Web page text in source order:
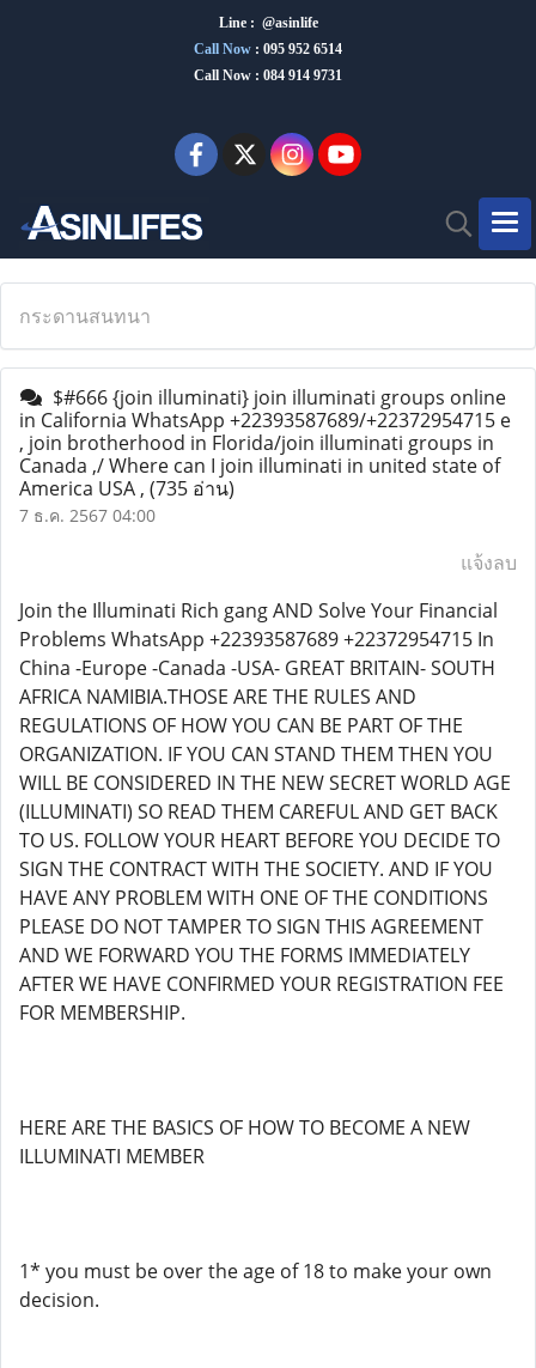
Line : @asinlife
Call Now : 095 952 6514
Call Now : 084 914 9731
กระดานสนทนา
$#666 {join illuminati} join illuminati groups online
in California WhatsApp +22393587689/+22372954715 e
, join brotherhood in Florida/join illuminati groups in
Canada ,/ Where can I join illuminati in united state of
America USA , (735 อ่าน)
7 ธ.ค. 2567 04:00
แจ้งลบ
Join the Illuminati Rich gang AND Solve Your Financial
Problems WhatsApp +22393587689 +22372954715 In
China -Europe -Canada -USA- GREAT BRITAIN- SOUTH
AFRICA NAMIBIA.THOSE ARE THE RULES AND
REGULATIONS OF HOW YOU CAN BE PART OF THE
ORGANIZATION. IF YOU CAN STAND THEM THEN YOU
WILL BE CONSIDERED IN THE NEW SECRET WORLD AGE
(ILLUMINATI) SO READ THEM CAREFUL AND GET BACK
TO US. FOLLOW YOUR HEART BEFORE YOU DECIDE TO
SIGN THE CONTRACT WITH THE SOCIETY. AND IF YOU
HAVE ANY PROBLEM WITH ONE OF THE CONDITIONS
PLEASE DO NOT TAMPER TO SIGN THIS AGREEMENT
AND WE FORWARD YOU THE FORMS IMMEDIATELY
AFTER WE HAVE CONFIRMED YOUR REGISTRATION FEE
FOR MEMBERSHIP.
HERE ARE THE BASICS OF HOW TO BECOME A NEW
ILLUMINATI MEMBER
1* you must be over the age of 18 to make your own
decision.